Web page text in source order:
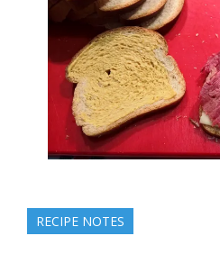
RECIPE NOTES